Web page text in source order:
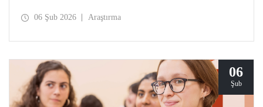
(SBB) tarafından, 31.931.000 TL’lik ek bütçeyle bir yıl
06 Şub 2026 Araştırma
06
Şub